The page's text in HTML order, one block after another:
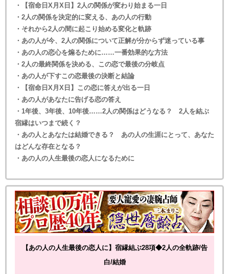
・【宿命日X月X日】2人の関係が変わり始まる一日
・2人の関係を決定的に変える、あの人の行動
・それから2人の間に起こり始める変化と軌跡
・あの人が今、2人の関係について正解が分からず迷っている事
・あの人の恋心を煽るために……一番効果的な方法
・2人の最終関係を決める、この恋で最後の分岐点
・あの人が下すこの恋最後の決断と結論
・【宿命日X月X日】この恋に答えが出る一日
・あの人があなたに告げる恋の答え
・1年後、3年後、10年後……2人の関係はどうなる？ 2人を結ぶ
宿縁はいつまで続く？
・あの人とあなたは結婚できる？ あの人の生涯にとって、あなた
はどんな存在となる？
・あの人の人生最後の恋人になるために
【あの人の人生最後の恋人に】宿縁結ぶ28項◆2人の全軌跡/告
白/結婚